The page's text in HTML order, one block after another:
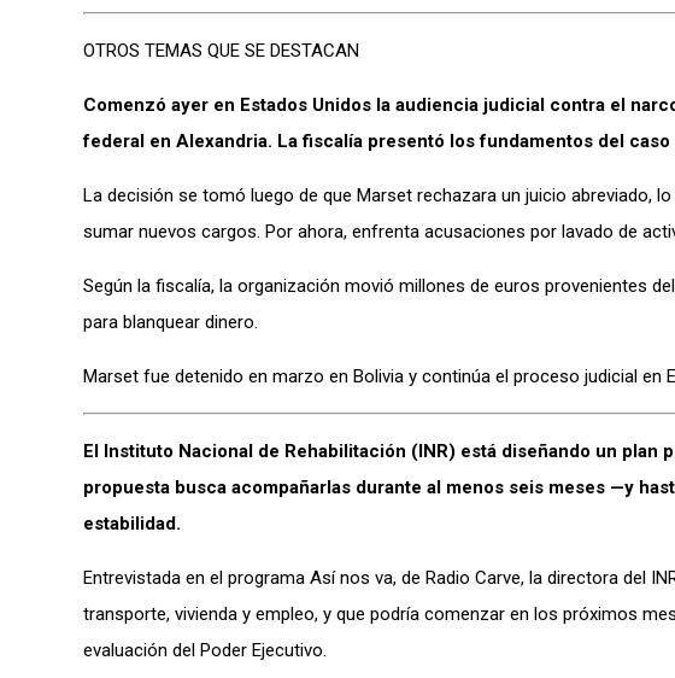
OTROS TEMAS QUE SE DESTACAN
Comenzó ayer en Estados Unidos la audiencia judicial contra el
federal en Alexandria. La fiscalía presentó los fundamentos del
La decisión se tomó luego de que Marset rechazara un juicio abreviado,
sumar nuevos cargos. Por ahora, enfrenta acusaciones por lavado de
Según la fiscalía, la organización movió millones de euros provenientes
para blanquear dinero.
Marset fue detenido en marzo en Bolivia y continúa el proceso judicial en
El Instituto Nacional de Rehabilitación (INR) está diseñando un plan
propuesta busca acompañarlas durante al menos seis meses —y
estabilidad.
Entrevistada en el programa Así nos va, de Radio Carve, la directora del
transporte, vivienda y empleo, y que podría comenzar en los próximos
evaluación del Poder Ejecutivo.